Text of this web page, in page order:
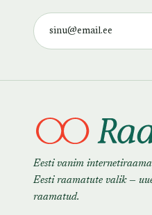
Eesti vanim
Eesti raamatute valik —
raamatud.